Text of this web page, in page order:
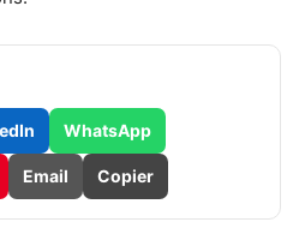
WhatsApp
Email Copier